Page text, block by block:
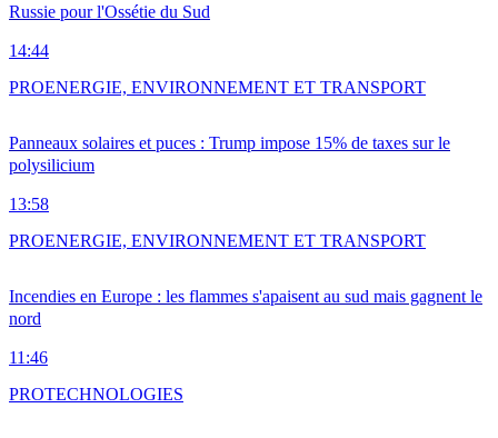
Russie pour l'Ossétie du Sud
14:44
Panneaux solaires et puces : Trump impose 15% de taxes sur le
polysilicium
13:58
PROENERGIE, ENVIRONNEMENT ET TRANSPORT
Incendies en Europe : les flammes s'apaisent au sud mais gagnent le
nord
11:46
PROENERGIE, ENVIRONNEMENT ET TRANSPORT
PROTECHNOLOGIES